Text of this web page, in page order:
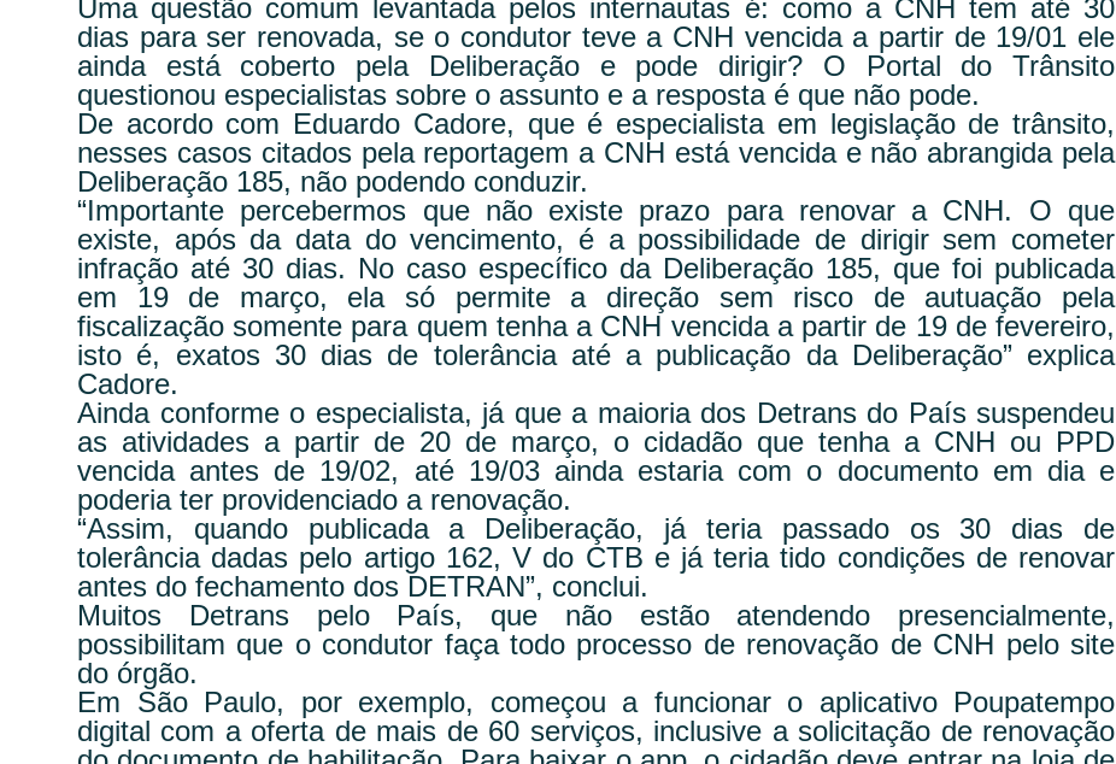
Uma questão comum levantada pelos internautas é: como a CNH tem até 30
dias para ser renovada, se o condutor teve a CNH vencida a partir de 19/01 ele
ainda está coberto pela Deliberação e pode dirigir? O Portal do Trânsito
questionou especialistas sobre o assunto e a resposta é que não pode.
De acordo com Eduardo Cadore, que é especialista em legislação de trânsito,
nesses casos citados pela reportagem a CNH está vencida e não abrangida pela
Deliberação 185, não podendo conduzir.
“Importante percebermos que não existe prazo para renovar a CNH. O que
existe, após da data do vencimento, é a possibilidade de dirigir sem cometer
infração até 30 dias. No caso específico da Deliberação 185, que foi publicada
em 19 de março, ela só permite a direção sem risco de autuação pela
fiscalização somente para quem tenha a CNH vencida a partir de 19 de fevereiro,
isto é, exatos 30 dias de tolerância até a publicação da Deliberação” explica
Cadore.
Ainda conforme o especialista, já que a maioria dos Detrans do País suspendeu
as atividades a partir de 20 de março, o cidadão que tenha a CNH ou PPD
vencida antes de 19/02, até 19/03 ainda estaria com o documento em dia e
poderia ter providenciado a renovação.
“Assim, quando publicada a Deliberação, já teria passado os 30 dias de
tolerância dadas pelo artigo 162, V do CTB e já teria tido condições de renovar
antes do fechamento dos DETRAN”, conclui.
Muitos Detrans pelo País, que não estão atendendo presencialmente,
possibilitam que o condutor faça todo processo de renovação de CNH pelo site
do órgão.
Em São Paulo, por exemplo, começou a funcionar o aplicativo Poupatempo
digital com a oferta de mais de 60 serviços, inclusive a solicitação de renovação